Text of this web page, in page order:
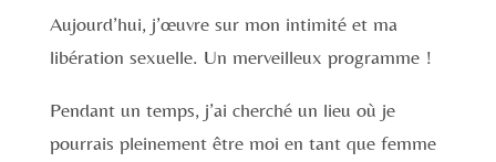
Aujourd’hui, j’œuvre sur mon intimité et ma
libération sexuelle. Un merveilleux programme !
Pendant un temps, j’ai cherché un lieu où je
pourrais pleinement être moi en tant que femme